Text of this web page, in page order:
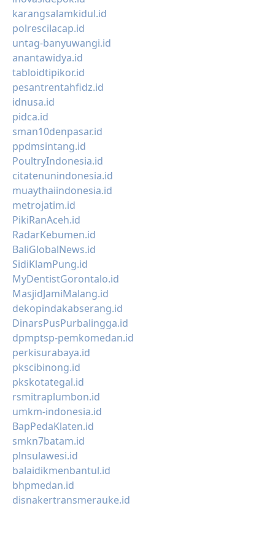
karangsalamkidul.id
polrescilacap.id
untag-banyuwangi.id
anantawidya.id
tabloidtipikor.id
pesantrentahfidz.id
idnusa.id
pidca.id
sman10denpasar.id
ppdmsintang.id
PoultryIndonesia.id
citatenunindonesia.id
muaythaiindonesia.id
metrojatim.id
PikiRanAceh.id
RadarKebumen.id
BaliGlobalNews.id
SidiKlamPung.id
MyDentistGorontalo.id
MasjidJamiMalang.id
dekopindakabserang.id
DinarsPusPurbalingga.id
dpmptsp-pemkomedan.id
perkisurabaya.id
pkscibinong.id
pkskotategal.id
rsmitraplumbon.id
umkm-indonesia.id
BapPedaKlaten.id
smkn7batam.id
plnsulawesi.id
balaidikmenbantul.id
bhpmedan.id
disnakertransmerauke.id